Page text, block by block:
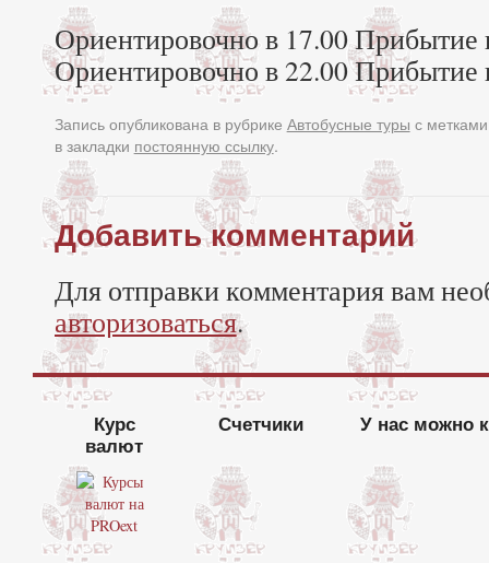
Ориентировочно в 17.00 Прибытие
Ориентировочно в 22.00 Прибытие
Запись опубликована в рубрике Автобусные туры с
в закладки постоянную ссылку.
Добавить комментарий
Для отправки комментария вам
авторизоваться.
Курс
валют
Счетчики У нас можно